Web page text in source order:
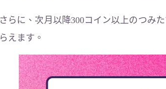
さらに、次月以降300コイン以上のつみ
らえます。